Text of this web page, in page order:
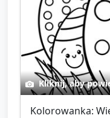
Kliknij, aby
Kolorowanka: